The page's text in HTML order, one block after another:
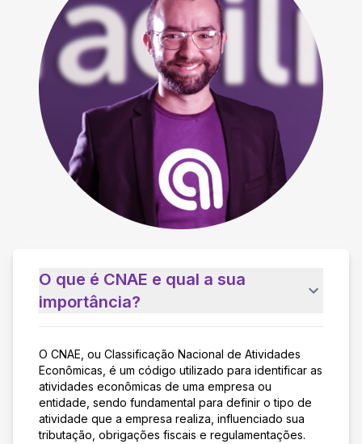
O que é CNAE e qual a sua
importância?
O CNAE, ou Classificação Nacional de Atividades
Econômicas, é um código utilizado para identificar as
atividades econômicas de uma empresa ou
entidade, sendo fundamental para definir o tipo de
atividade que a empresa realiza, influenciado sua
tributação, obrigações fiscais e regulamentações.